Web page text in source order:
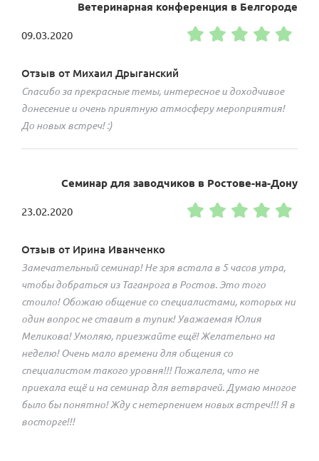
Ветеринарная конференция в Белгороде
09.03.2020
Отзыв от Михаил Дрыганский
Спасибо за прекрасные темы, интересное и доходчивое
донесение и очень приятную атмосферу мероприятия!
До новых встреч! :)
Семинар для заводчиков в Ростове-на-Дону
23.02.2020
Отзыв от Ирина Иванченко
Замечательный семинар! Не зря встала в 5 часов утра,
чтобы добраться из Таганрога в Ростов. Это того
стоило! Обожаю общение со специалистами, которых ни
один вопрос не ставит в тупик! Уважаемая Юлия
Меликова! Умоляю, приезжайте ещё! Желательно на
неделю! Очень мало времени для общения со
специалистом такого уровня!!! Пожалела, что не
приехала ещё и на семинар для ветврачей. Думаю многое
было бы понятно! Жду с нетерпением новых встреч!!! Я в
восторге!!!